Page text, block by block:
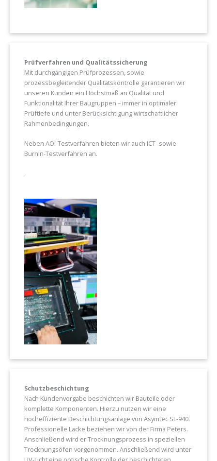
Prüfverfahren und Qualitätssicherung
Mit durchgängigen Prüfprozessen, sowie
prozessbegleitender Qualitätskontrolle garantieren wir
unseren Kunden ein Höchstmaß an Qualität und
Funktionalität Ihrer Baugruppen – immer in optimaler
Prüftiefe und unter Berücksichtigung wirtschaftlicher
Rahmenbedingungen.
Neben AOI-Testverfahren bieten wir auch ICT- sowie
BurnIn-Testverfahren an.
.
Schutzbeschichtung
Nach Kundenvorgabe beschichten wir Bauteile oder
komplette Komponenten. Hierzu nutzen wir eine
hocheffiziente Beschichtungsanlage von Asymtec SL-940.
Professionelle Lacke beziehen wir von der Firma Peters.
Anschließend wird er Trocknungsprozess in speziellen
Trocknungsöfen vorgenommen. Anschließend wird unter